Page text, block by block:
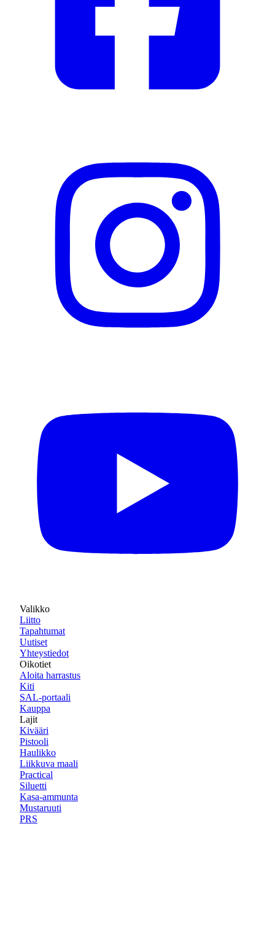
Valikko
Liitto
Tapahtumat
Uutiset
Yhteystiedot
Oikotiet
Aloita harrastus
Kiti
SAL-portaali
Kauppa
Lajit
Kivääri
Pistooli
Haulikko
Liikkuva maali
Practical
Siluetti
Kasa-ammunta
Mustaruuti
PRS